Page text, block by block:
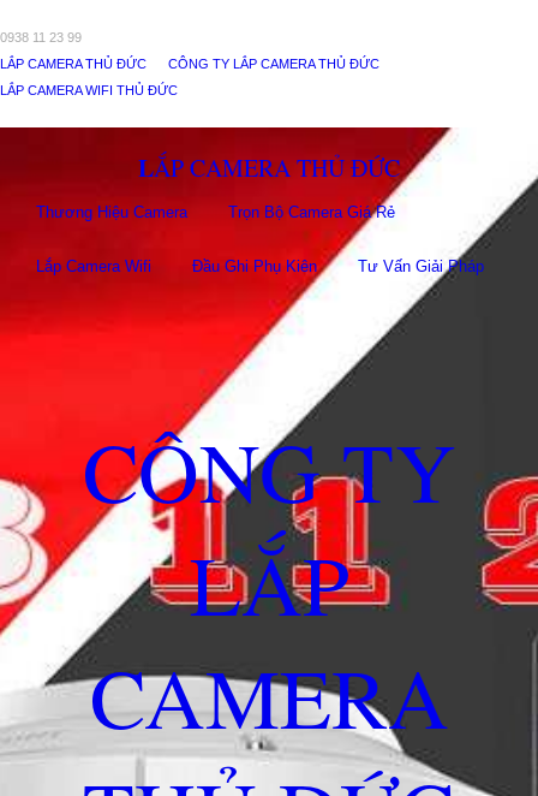
0938 11 23 99
LẮP CAMERA THỦ ĐỨC
CÔNG TY LẮP CAMERA THỦ ĐỨC
LẮP CAMERA WIFI THỦ ĐỨC
LẮP CAMERA THỦ ĐỨC
Thương Hiệu Camera Trọn Bộ Camera Giá Rẻ
Lắp Camera Wifi Đầu Ghi Phụ Kiên Tư Vấn Giải Pháp
CÔNG TY
LẮP
CAMERA